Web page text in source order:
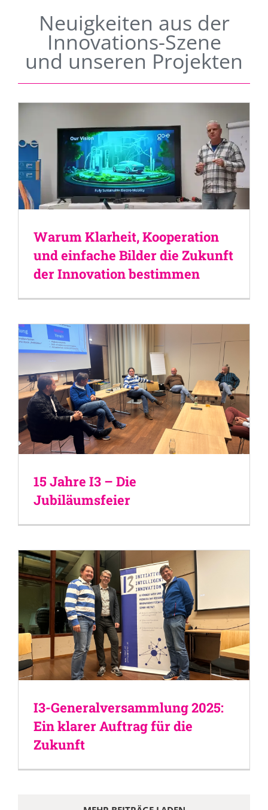
Neuigkeiten aus der
Innovations-Szene
und unseren Projekten
Warum Klarheit, Kooperation
und einfache Bilder die Zukunft
der Innovation bestimmen
15 Jahre I3 – Die
Jubiläumsfeier
I3-Generalversammlung 2025:
Ein klarer Auftrag für die
Zukunft